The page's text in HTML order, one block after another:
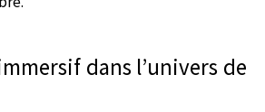
dans l’univers de